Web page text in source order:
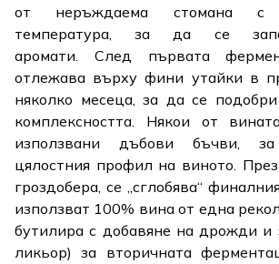
от неръждаема стомана с
температура, за да се
аромати. След първата
отлежава върху фини утайки в
няколко месеца, за да се
комплексността. Някои от
използвани дъбови бъчви,
цялостния профил на виното.
гроздобера, се „сглобява“
използват 100% вина от една
бутилира с добавяне на дрожди и
ликьор) за вторичната